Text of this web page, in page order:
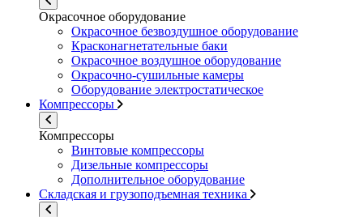
Окрасочное оборудование
Окрасочное безвоздушное оборудование
Красконагнетательные баки
Окрасочное воздушное оборудование
Окрасочно-сушильные камеры
Оборудование электростатическое
Компрессоры
Компрессоры
Винтовые компрессоры
Дизельные компрессоры
Дополнительное оборудование
Складская и грузоподъемная техника